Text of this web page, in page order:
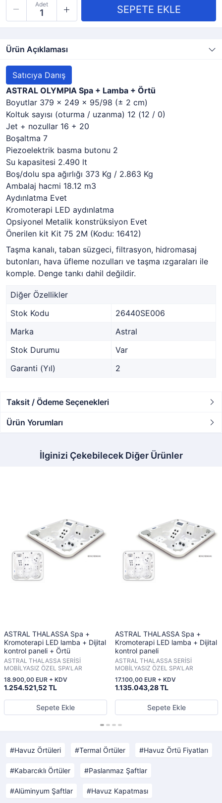
Adet
Ürün Açıklaması
Satıcıya Danış
ASTRAL OLYMPIA Spa + Lamba + Örtü
Boyutlar 379 x 249 x 95/98 (± 2 cm)
Koltuk sayısı (oturma / uzanma) 12 (12 / 0)
Jet + nozullar 16 + 20
Boşaltma 7
Piezoelektrik basma butonu 2
Su kapasitesi 2.490 lt
Boş/dolu spa ağırlığı 373 Kg / 2.863 Kg
Ambalaj hacmi 18.12 m3
Aydınlatma Evet
Kromoterapi LED aydınlatma
Opsiyonel Metalik konstrüksiyon Evet
Önerilen kit Kit 75 2M (Kodu: 16412)
Taşma kanalı, taban süzgeci, filtrasyon, hidromasaj
butonları, hava üfleme nozulları ve taşma ızgaraları ile
komple. Denge tankı dahil değildir.
Diğer Özellikler
Stok Kodu
26440SE006
Marka
Astral
Stok Durumu
Var
Garanti (Yıl)
2
Taksit / Ödeme Seçenekleri
Ürün Yorumları
İlginizi Çekebilecek Diğer Ürünler
ASTRAL THALASSA Spa +
Kromoterapi LED lamba + Dijital
kontrol paneli + Örtü
ASTRAL THALASSA SERİSİ
MOBİLYASIZ ÖZEL SPA'LAR
1.254.521,52 TL
18.900,00 EUR + KDV
Sepete Ekle
ASTRAL THALASSA Spa +
Kromoterapi LED lamba + Dijital
kontrol paneli
ASTRAL THALASSA SERİSİ
MOBİLYASIZ ÖZEL SPA'LAR
1.135.043,28 TL
17.100,00 EUR + KDV
Sepete Ekle
Havuz Örtüleri Termal Örtüler Havuz Örtü Fiyatları
Kabarcıklı Örtüler Paslanmaz Şaftlar
Alüminyum Şaftlar Havuz Kapatması